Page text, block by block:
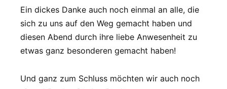
Ein dickes Danke auch noch einmal an alle, die
sich zu uns auf den Weg gemacht haben und
diesen Abend durch ihre liebe Anwesenheit zu
etwas ganz besonderen gemacht haben!
Und ganz zum Schluss möchten wir auch noch